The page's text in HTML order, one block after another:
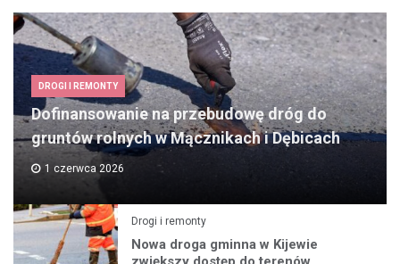
DROGI I REMONTY
Dofinansowanie na przebudowę dróg do
gruntów rolnych w Mącznikach i Dębicach
1 czerwca 2026
Drogi i remonty
Nowa droga gminna w Kijewie